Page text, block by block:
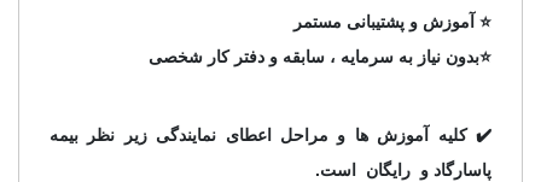
⭐️ آموزش و پشتیبانی مستمر
⭐️بدون نیاز به سرمایه ، سابقه و دفتر کار شخصی
✔️ کلیه آموزش ها و مراحل اعطای نمایندگی زیر نظر بیمه
پاسارگاد و رایگان است.